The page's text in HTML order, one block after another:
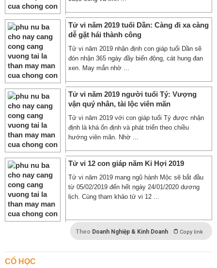
Tử vi năm 2019 tuổi Dần: Càng đi xa càng
dễ gặt hái thành công
Tử vi năm 2019 nhận định con giáp tuổi Dần sẽ
đón nhận 365 ngày đầy biến động, cát hung đan
xen. May mắn nhờ ...
Tử vi năm 2019 người tuổi Tý: Vượng
vận quý nhân, tài lộc viên mãn
Tử vi năm 2019 với con giáp tuổi Tý được nhận
định là khá ổn định và phát triển theo chiều
hướng viên mãn. Nhờ ...
Tử vi 12 con giáp năm Kỉ Hợi 2019
Tử vi năm 2019 mang ngũ hành Mộc sẽ bắt đầu
từ 05/02/2019 đến hết ngày 24/01/2020 dương
lịch. Cùng tham khảo tử vi 12 ...
Theo Doanh Nghiệp & Kinh Doanh Copy link
CỔ HỌC